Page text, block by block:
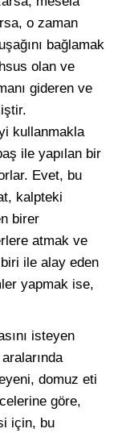
o zaman
bağlamak
olan ve
gideren ve
kullanmakla
ile yapılan bir
Evet, bu
kalpteki
birer
atmak ve
ile alay eden
yapmak ise,
isteyen
domuz eti
göre,
için, bu